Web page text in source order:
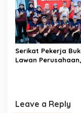
Serikat Pekerja
Lawan
Leave a Reply